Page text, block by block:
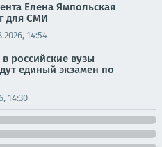
Елена Ямпольская
для СМИ
14:54
российские вузы
единый экзамен по
14:30